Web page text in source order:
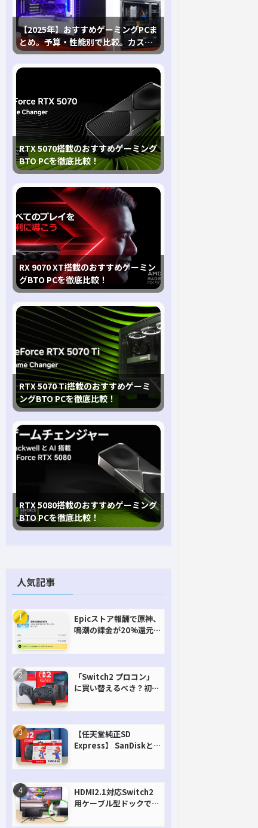
【2025年】おすすめゲーミングPCま
とめ。予算・性能別で比較。カスタ
マイズ指南も
RTX 5070搭載のおすすめゲーミング
BTO PCを徹底比較！
RX 9070 XT搭載のおすすめゲーミン
グBTO PCを徹底比較！
RTX 5070 Ti搭載のおすすめゲーミ
ングBTO PCを徹底比較！
RTX 5080搭載のおすすめゲーミング
BTO PCを徹底比較！
人気記事
Epicストア報酬で原神、
鳴潮の課金が20%還元
「Switch2 プロコン」
に買い替えるべき？初代
【任天堂純正SD
Express】 SanDiskと
HDMI2.1対応Switch2
用ケーブル型ドックで省